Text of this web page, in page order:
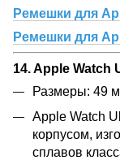
Ремешки для
Ремешки для
14. Apple Watch
Размеры: 49
Apple Watch
корпусом,
сплавов